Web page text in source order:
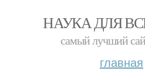
НАУКА ДЛЯ
самый лучший
главная